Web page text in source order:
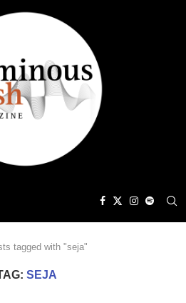
tagged with "seja"
SEJA